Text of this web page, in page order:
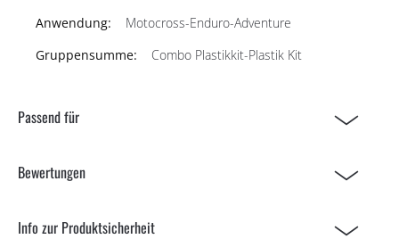
Motocross-Enduro-Adventure
Combo Plastikkit-Plastik Kit
Passend für
Bewertungen
Info zur Produktsicherheit